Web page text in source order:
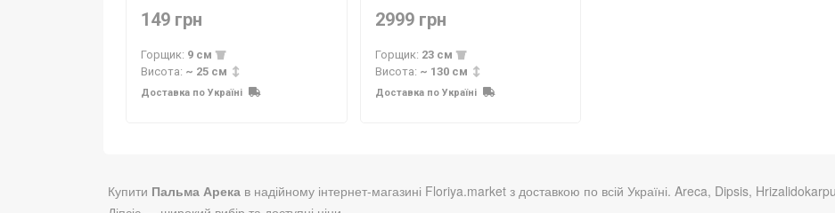
149 грн
Горщик: 9 см
Висота: ~ 25 см
Доставка по Україні
2999 грн
Горщик: 23 см
Висота: ~ 130 см
Доставка по Україні
Купити Пальма Арека в надійному інтернет-магазині Floriya.market з доставкою по всій Україні. Areca, Dipsis,